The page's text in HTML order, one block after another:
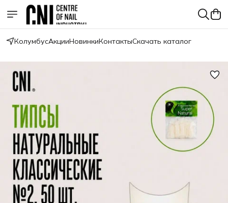
КолумбусАкцииНовинкиКонтактыСкачать каталог